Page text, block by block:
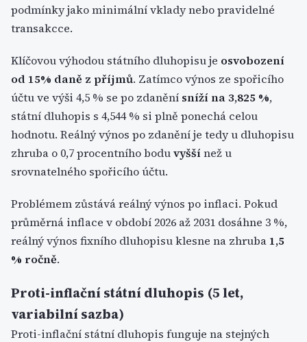
podmínky jako minimální vklady nebo pravidelné
transakcce.
Klíčovou výhodou státního dluhopisu je osvobození
od 15% daně z příjmů. Zatímco výnos ze spořicího
účtu ve výši 4,5 % se po zdanění sníží na 3,825 %,
státní dluhopis s 4,544 % si plně ponechá celou
hodnotu. Reálný výnos po zdanění je tedy u dluhopisu
zhruba o 0,7 procentního boduvyšší než u
srovnatelného spořicího účtu.
Problémem zůstává reálný výnos po inflaci. Pokud
průměrná inflace v období 2026 až 2031 dosáhne 3 %,
reálný výnos fixního dluhopisu klesne na zhruba 1,5
% ročně.
Proti-inflační státní dluhopis (5 let,
variabilní sazba)
Proti-inflační státní dluhopis funguje na stejných